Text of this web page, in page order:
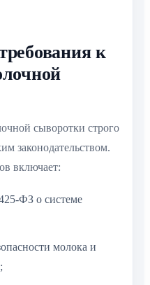
к
сыворотки строго
законодательством.
включает:
ФЗ о системе
молока и